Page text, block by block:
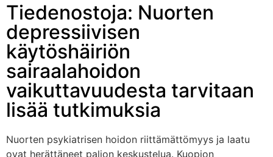
Tiedenostoja: Nuorten
depressiivisen
käytöshäiriön
sairaalahoidon
vaikuttavuudesta tarvitaan
lisää tutkimuksia
Nuorten psykiatrisen hoidon riittämättömyys ja laatu
ovat herättäneet paljon keskustelua. Kuopion